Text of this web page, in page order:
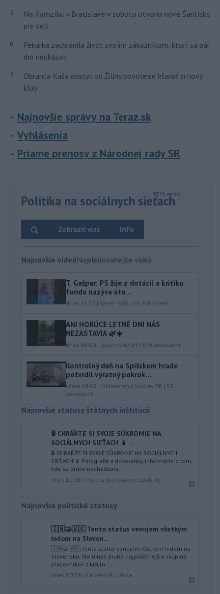
5
Na Kamzíku v Bratislave v sobotu otvoria nové Šantisko
pre deti
6
Pekárka zachránila život svojim zákazníkom, ktorí sa pár
dní neukázali
7
Obranca Kaša dostal od Žiliny povolenie hľadať si nový
klub
Najnovšie správy na Teraz.sk
Vyhlásenia
Priame prenosy z Národnej rady SR
Politika na sociálnych sieťach
Info
Zobraziť viac
Najnovšie videáNajsledovanejšie videá
T. Gašpar: PS žije z dotácií a kritiku
fondu nazýva úto...
dnes 11:57 | Smer - SSD | 65 zobrazení
ANI HORÚCE LETNÉ DNI NÁS
NEZASTAVIA 🌿☀️
dnes 06:00 | Úrad vlády SR | 396 zobrazení
Kontrolný deň na Spišskom hrade
potvrdil výrazný pokrok...
včera 18:09 | Ministerstvo kultúry SR | 53
zobrazení
Najnovšie statusy štátnych inštitúcií
🔒 CHRÁŇTE SI SVOJE SÚKROMIE NA
SOCIÁLNYCH SIEŤACH 📱 ...
🔒 CHRÁŇTE SI SVOJE SÚKROMIE NA SOCIÁLNYCH
SIEŤACH 📱 Fotografie z dovolenky, informácie o tom,
kde sa práve nachádzate...
dnes 11:38 | Polícia Slovenskej republiky
Najnovšie politické statusy
🇮🇳🤝🇸🇰 Tento status venujem všetkým
Indom na Sloven...
🇮🇳🤝🇸🇰 Tento status venujem všetkým Indom na
Slovensku. Ste u nás druhá najpočetnejšia skupina
pracovníkov z krajín ...
dnes 10:38 | Karvašová Ľubica